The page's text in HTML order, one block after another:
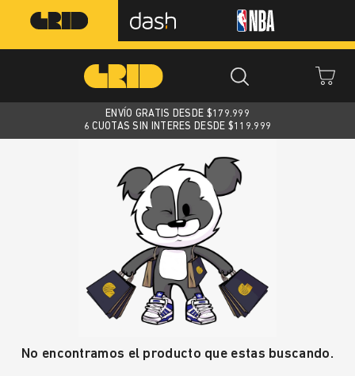
ENVÍO GRATIS DESDE $179.999
6 CUOTAS SIN INTERES DESDE $119.999
No encontramos el producto que estas buscando.